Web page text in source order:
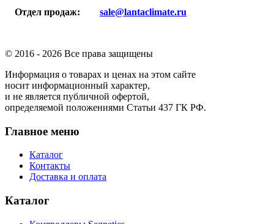
Отдел продаж: sale@lantaclimate.ru
© 2016 - 2026 Все права защищены
Информация о товарах и ценах на этом сайте
носит информационный характер,
и не является публичной офертой,
определяемой положениями Статьи 437 ГК РФ.
Главное меню
Каталог
Контакты
Доставка и оплата
Каталог